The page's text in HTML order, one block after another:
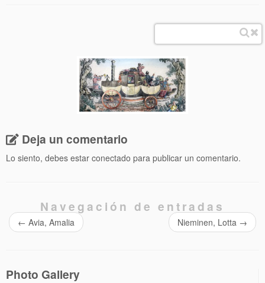
Deja un comentario
Lo siento, debes estar conectado para publicar un comentario.
Navegación de entradas
← Avia, Amalia Nieminen, Lotta →
Photo Gallery